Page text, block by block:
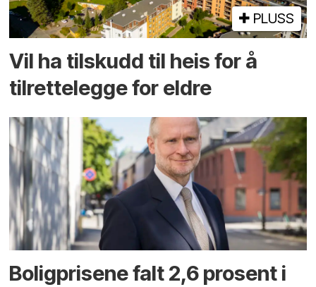
PLUSS
Vil ha tilskudd til heis for å
tilrettelegge for eldre
Boligprisene falt 2,6 prosent i